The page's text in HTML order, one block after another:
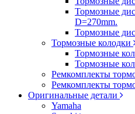
Тормозные
D=270mm.
Тормозные
Тормозные колодки
Тормозные
Тормозные
Ремкомплекты
Ремкомплекты
Оригинальные детали
Yamaha